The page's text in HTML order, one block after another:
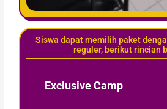
Siswa dapat memilih paket
reguler, berikut rincian
Exclusive Camp